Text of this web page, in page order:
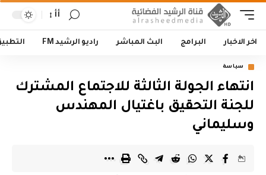
أأ
اخر الاخبار البرامج البث المباشر راديو الرشيد FM
سياسة
انتهاء الجولة الثالثة للاجتماع المشترك
للجنة التحقيق باغتيال المهندس
وسليماني